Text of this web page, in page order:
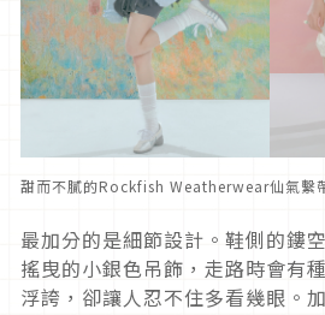
甜而不膩的Rockfish Weatherwear仙氣繫
最加分的是細節設計。鞋側的鏤
搖曳的小銀色吊飾，走路時會有
浮誇，卻讓人忍不住多看幾眼。